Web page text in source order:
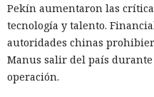
Pekín aumentaron las
tecnología y talento.
autoridades chinas
Manus salir del país
operación.